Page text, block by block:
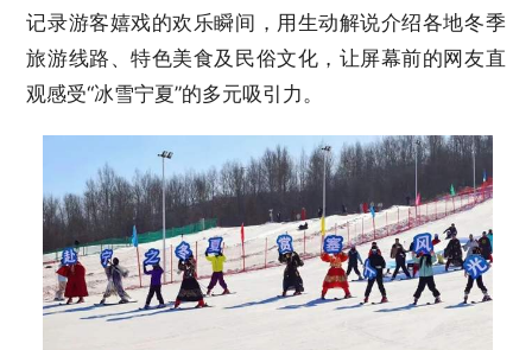
记录游客嬉戏的欢乐瞬间，用生动解说介绍各地冬季
旅游线路、特色美食及民俗文化，让屏幕前的网友直
观感受“冰雪宁夏”的多元吸引力。